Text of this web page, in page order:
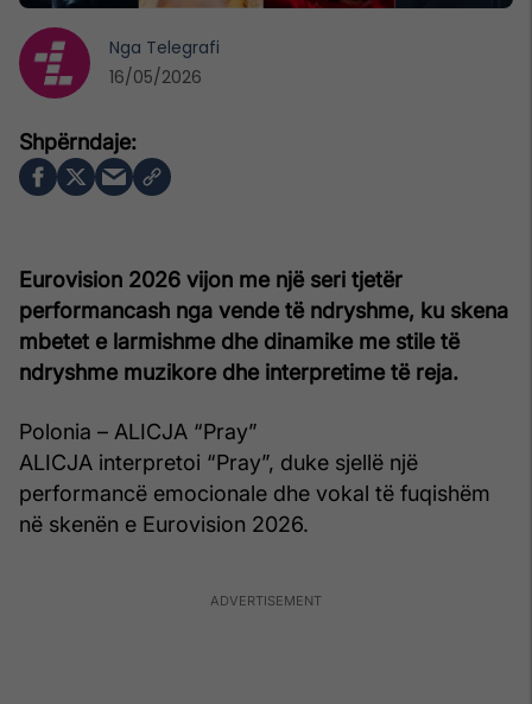
Eurovision 2026 vijon me një seri tjetër
performancash nga vende të ndryshme, ku skena
mbetet e larmishme dhe dinamike me stile të
ndryshme muzikore dhe interpretime të reja.
Polonia – ALICJA “Pray”
ALICJA interpretoi “Pray”, duke sjellë një
performancë emocionale dhe vokal të fuqishëm
në skenën e Eurovision 2026.
Nga Telegrafi
16/05/2026